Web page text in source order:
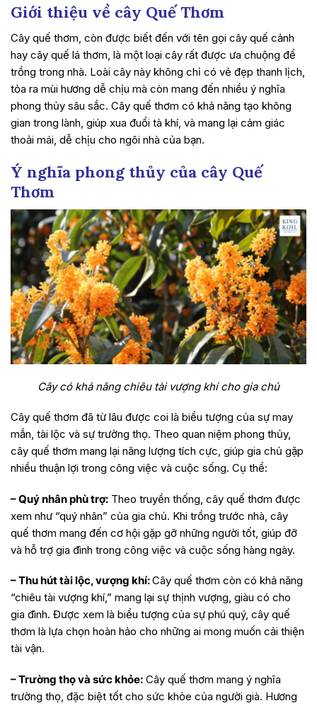
Giới thiệu về cây Quế Thơm
Cây quế thơm, còn được biết đến với tên gọi cây quế cảnh
hay cây quế lá thơm, là một loại cây rất được ưa chuộng để
trồng trong nhà. Loài cây này không chỉ có vẻ đẹp thanh lịch,
tỏa ra mùi hương dễ chịu mà còn mang đến nhiều ý nghĩa
phong thủy sâu sắc. Cây quế thơm có khả năng tạo không
gian trong lành, giúp xua đuổi tà khí, và mang lại cảm giác
thoải mái, dễ chịu cho ngôi nhà của bạn.
Ý nghĩa phong thủy của cây Quế
Thơm
Cây có khả năng chiêu tài vượng khí cho gia chủ
Cây quế thơm đã từ lâu được coi là biểu tượng của sự may
mắn, tài lộc và sự trường thọ. Theo quan niệm phong thủy,
cây quế thơm mang lại năng lượng tích cực, giúp gia chủ gặp
nhiều thuận lợi trong công việc và cuộc sống. Cụ thể:
– Quý nhân phù trợ: Theo truyền thống, cây quế thơm được
xem như “quý nhân” của gia chủ. Khi trồng trước nhà, cây
quế thơm mang đến cơ hội gặp gỡ những người tốt, giúp đỡ
và hỗ trợ gia đình trong công việc và cuộc sống hàng ngày.
– Thu hút tài lộc, vượng khí:Cây quế thơm còn có khả năng
“chiêu tài vượng khí,” mang lại sự thịnh vượng, giàu có cho
gia đình. Được xem là biểu tượng của sự phú quý, cây quế
thơm là lựa chọn hoàn hảo cho những ai mong muốn cải thiện
tài vận.
– Trường thọ và sức khỏe: Cây quế thơm mang ý nghĩa
trường thọ, đặc biệt tốt cho sức khỏe của người già. Hương